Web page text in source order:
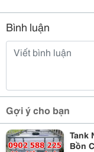
Bình luận
Gợi ý cho bạn
Tank
Bồn